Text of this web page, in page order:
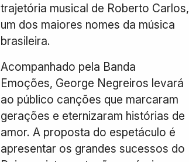
trajetória musical de Roberto Carlos,
um dos maiores nomes da música
brasileira.
Acompanhado pela Banda
Emoções, George Negreiros levará
ao público canções que marcaram
gerações e eternizaram histórias de
amor. A proposta do espetáculo é
apresentar os grandes sucessos do